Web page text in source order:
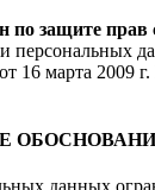
защите прав
персональных
16 марта 2009
данных